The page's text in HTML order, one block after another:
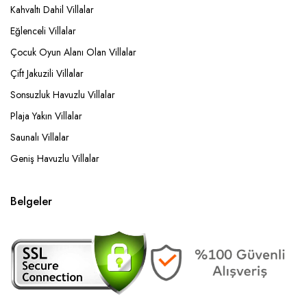
Kahvaltı Dahil Villalar
Eğlenceli Villalar
Çocuk Oyun Alanı Olan Villalar
Çift Jakuzili Villalar
Sonsuzluk Havuzlu Villalar
Plaja Yakın Villalar
Saunalı Villalar
Geniş Havuzlu Villalar
Belgeler